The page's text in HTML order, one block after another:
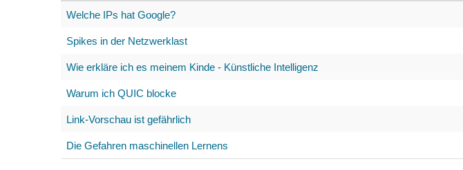
Welche IPs hat Google?
Spikes in der Netzwerklast
Wie erkläre ich es meinem Kinde - Künstliche Intelligenz
Warum ich QUIC blocke
Link-Vorschau ist gefährlich
Die Gefahren maschinellen Lernens